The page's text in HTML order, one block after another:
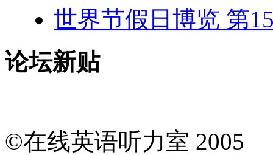
世界节假日博览 第
论坛新贴
©在线英语听力室